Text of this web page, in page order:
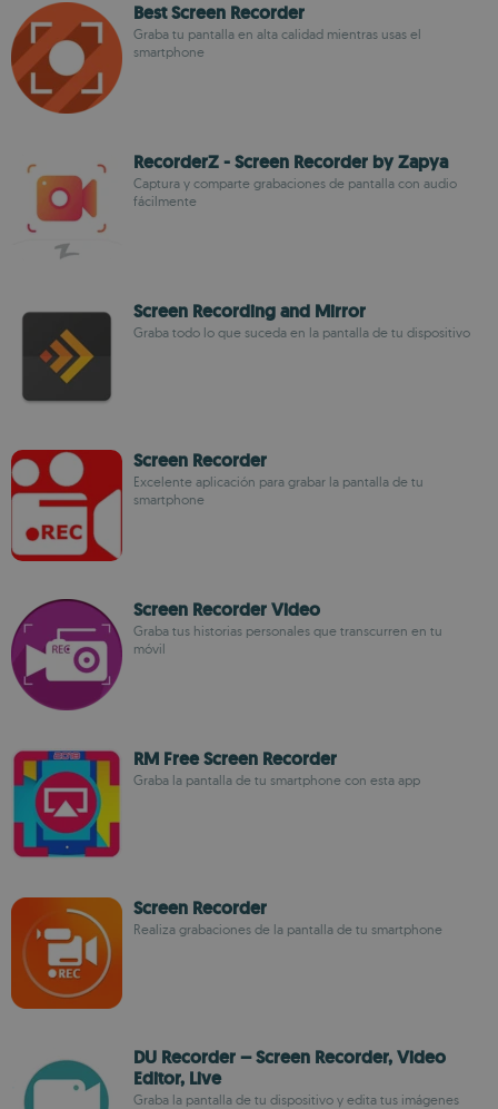
Best Screen Recorder
Graba tu pantalla en alta calidad mientras usas el
smartphone
RecorderZ - Screen Recorder by Zapya
Captura y comparte grabaciones de pantalla con audio
fácilmente
Screen Recording and Mirror
Graba todo lo que suceda en la pantalla de tu dispositivo
Screen Recorder
Excelente aplicación para grabar la pantalla de tu
smartphone
Screen Recorder Video
Graba tus historias personales que transcurren en tu
móvil
RM Free Screen Recorder
Graba la pantalla de tu smartphone con esta app
Screen Recorder
Realiza grabaciones de la pantalla de tu smartphone
DU Recorder – Screen Recorder, Video
Editor, Live
Graba la pantalla de tu dispositivo y edita tus imágenes